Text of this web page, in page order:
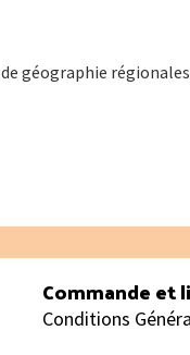
géographie régionales
Commande et
Conditions